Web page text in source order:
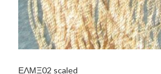
ΕΛΜΞ02 scaled